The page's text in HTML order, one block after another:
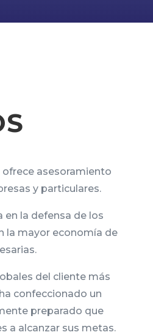
ofrece asesoramiento
y particulares.
en la defensa de los
la mayor economía de
del cliente más
confeccionado un
preparado que
a alcanzar sus metas.